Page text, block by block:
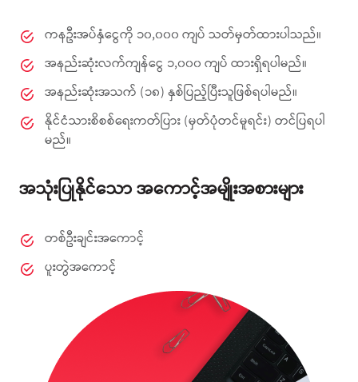
ကနဦးအပ်နှံငွေကို ၁၀,၀၀၀ ကျပ် သတ်မှတ်ထားပါသည်။
အနည်းဆုံးလက်ကျန်ငွေ ၁,၀၀၀ ကျပ် ထားရှိရပါမည်။
အနည်းဆုံးအသက် (၁၈) နှစ်ပြည့်ပြီးသူဖြစ်ရပါမည်။
နိုင်ငံသားစိစစ်ရေးကတ်ပြား (မှတ်ပုံတင်မူရင်း) တင်ပြရပါ
မည်။
အသုံးပြုနိုင်သော အကောင့်အမျိုးအစားများ
တစ်ဦးချင်းအကောင့်
ပူးတွဲအကောင့်